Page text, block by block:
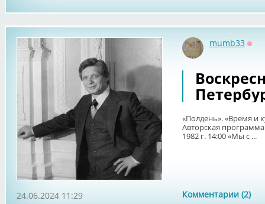
mumb33
«Полдень». «Время и
Авторская
1982 г. 14:00 «Мы с ...
Комментарии (2)
24.06.2024 11:29